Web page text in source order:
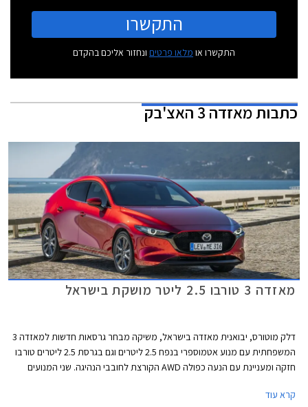
התקשרו
התקשרו או מלאו פרטים ונחזור אליכם בהקדם
כתבותמאזדה 3 האצ'בק
מאזדה 3 טורבו 2.5 ליטר מושקת בישראל
דלק מוטורס, יבואנית מאזדה בישראל, משיקה מבחר גרסאות חדשות למאזדה 3
המשפחתית עם מנוע אטמוספרי בנפח 2.5 ליטרים וגם בגרסת 2.5 ליטרים טורבו
חזקה ומעניינת עם הנעה כפולה AWD הקורצת לחובבי הנהיגה. שני המנועים
החדש, מדווחת החברה על תוספות אבזור בכל הגרסאות.
קרא עוד